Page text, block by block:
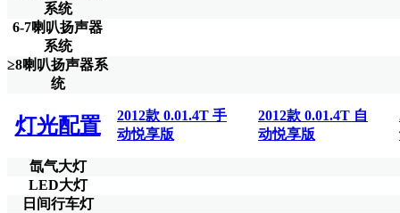
系统
6-7喇叭扬声器
系统
≥8喇叭扬声器系
统
灯光配置
2012款 0.01.4T 手
动悦享版
2012款 0.01.4T 自
动悦享版
氙气大灯
LED大灯
日间行车灯